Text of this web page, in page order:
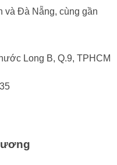
và Đà Nẵng, cùng gần
Long B, Q.9, TPHCM